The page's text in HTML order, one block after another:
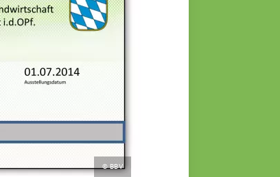
© BBV